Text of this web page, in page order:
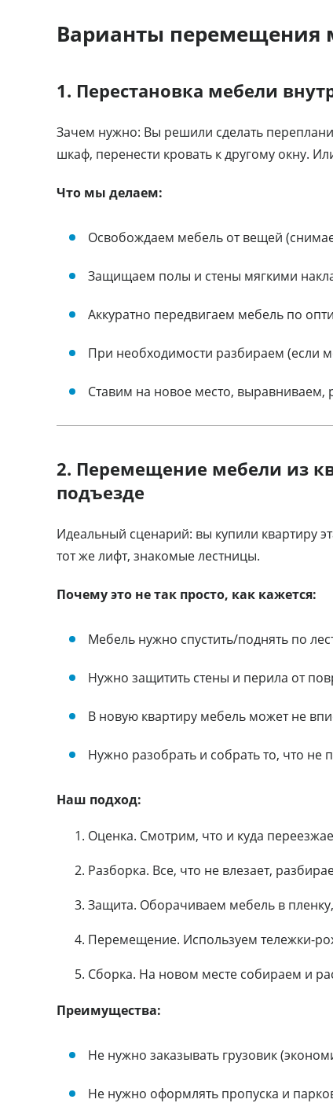
Варианты перемещения
1. Перестановка мебели
Зачем нужно: Вы решили сделать
шкаф, перенести кровать к другому окну.
Что мы делаем:
Освобождаем мебель от вещей
Защищаем полы и стены мягкими
Аккуратно передвигаем мебель по
При необходимости разбираем (если
Ставим на новое место, выравниваем,
2. Перемещение мебели из
подъезде
Идеальный сценарий: вы купили квартиру
тот же лифт, знакомые лестницы.
Почему это не так просто, как кажется:
Мебель нужно спустить/поднять по
Нужно защитить стены и перила от
В новую квартиру мебель может не
Нужно разобрать и собрать то, что
Наш подход:
Оценка. Смотрим, что и куда
Разборка. Все, что не влезает,
Защита. Оборачиваем мебель в
Перемещение. Используем тележки-
Сборка. На новом месте собираем и
Преимущества:
Не нужно заказывать грузовик
Не нужно оформлять пропуска и